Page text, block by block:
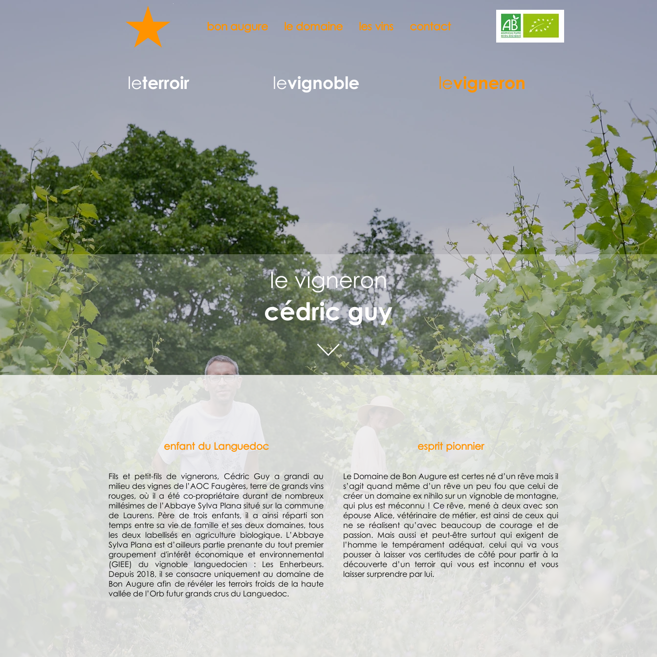
bon augure le domaine les vins contact
leterroir levignoble levigneron
le vigneron
cédric guy
enfant du Languedoc
Fils et petit-fils de vignerons, Cédric Guy a grandi au
milieu des vignes de l’AOC Faugères, terre de grands vins
rouges, où il a été co-propriétaire durant de nombreux
millésimes de l’Abbaye Sylva Plana situé sur la commune
de Laurens. Père de trois enfants, il a ainsi réparti son
temps entre sa vie de famille et ses deux domaines, tous
les deux labellisés en agriculture biologique. L’Abbaye
Sylva Plana est d’ailleurs partie prenante du tout premier
groupement d'intérêt économique et environnemental
(GIEE) du vignoble languedocien : Les Enherbeurs.
Depuis 2018, il se consacre uniquement au domaine de
Bon Augure afin de révéler les terroirs froids de la haute
vallée de l’Orb futur grands crus du Languedoc.
esprit pionnier
Le Domaine de Bon Augure est certes né d’un rêve mais il
s’agit quand même d’un rêve un peu fou que celui de
créer un domaine ex nihilo sur un vignoble de montagne,
qui plus est méconnu ! Ce rêve, mené à deux avec son
épouse Alice, vétérinaire de métier, est ainsi de ceux qui
ne se réalisent qu’avec beaucoup de courage et de
passion. Mais aussi et peut-être surtout qui exigent de
l’homme le tempérament adéquat, celui qui va vous
pousser à laisser vos certitudes de côté pour partir à la
découverte d’un terroir qui vous est inconnu et vous
laisser surprendre par lui.